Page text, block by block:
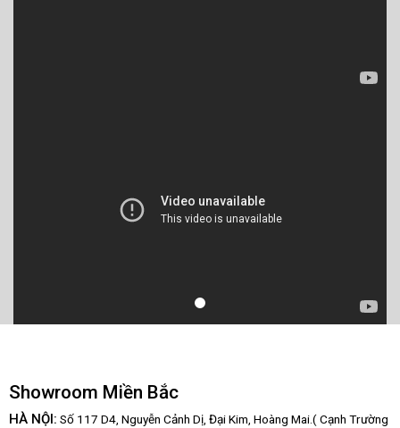
Showroom Miền Bắc
HÀ NỘI: Số 117 D4, Nguyễn Cảnh Dị, Đại Kim, Hoàng Mai.( Cạnh Trường